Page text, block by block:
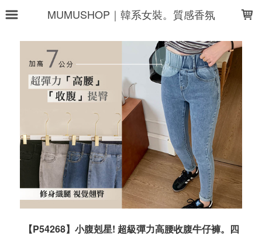
MUMUSHOP｜韓系女裝。質感香氛
【P54268】小腹剋星! 超級彈力高腰收腹牛仔褲。四